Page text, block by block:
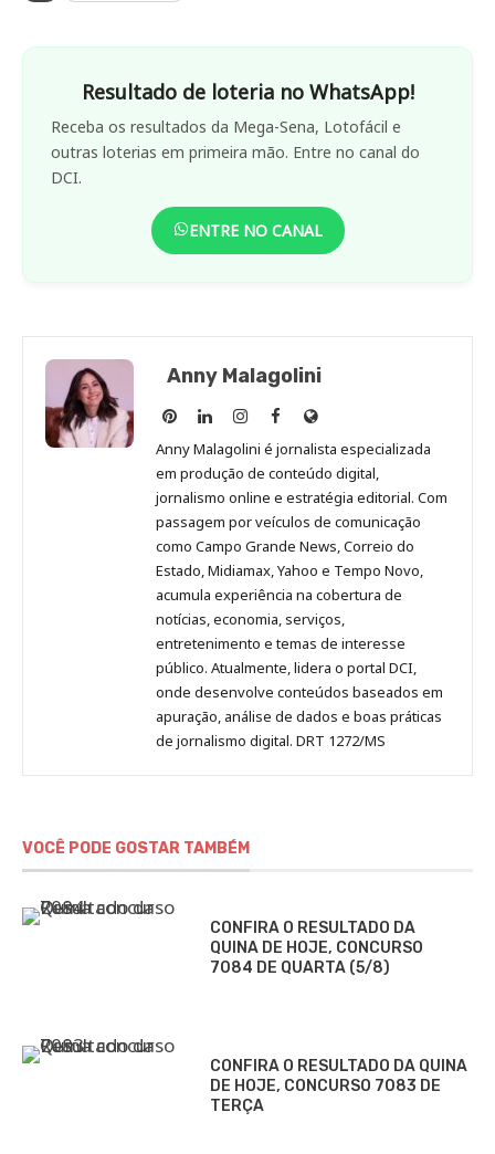
Resultado de loteria no WhatsApp!
Receba os resultados da Mega-Sena, Lotofácil e
outras loterias em primeira mão. Entre no canal do
DCI.
ENTRE NO CANAL
Anny Malagolini
Anny
Malagolini
no
Pinterest
Anny
Malagolini
no
LinkedIn
Anny
Malagolini
no
Instagram
Anny
Malagolini
no
Facebook
Site
de
Anny
Malagolini
Anny Malagolini é jornalista especializada
em produção de conteúdo digital,
jornalismo online e estratégia editorial. Com
passagem por veículos de comunicação
como Campo Grande News, Correio do
Estado, Midiamax, Yahoo e Tempo Novo,
acumula experiência na cobertura de
notícias, economia, serviços,
entretenimento e temas de interesse
público. Atualmente, lidera o portal DCI,
onde desenvolve conteúdos baseados em
apuração, análise de dados e boas práticas
de jornalismo digital. DRT 1272/MS
VOCÊ PODE GOSTAR TAMBÉM
CONFIRA O RESULTADO DA
QUINA DE HOJE, CONCURSO
7084 DE QUARTA (5/8)
CONFIRA O RESULTADO DA QUINA
DE HOJE, CONCURSO 7083 DE
TERÇA